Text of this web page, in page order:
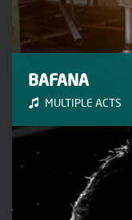
BAFANA
MULTIPLE ACTS